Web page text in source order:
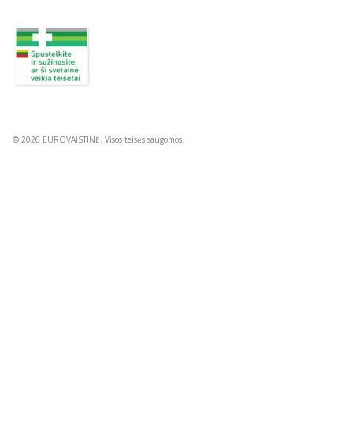
© 2026 EUROVAISTINĖ. Visos teisės saugomos.